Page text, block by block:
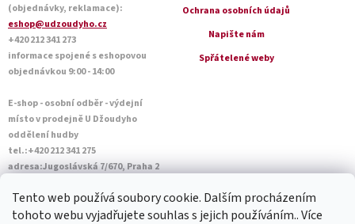
Tento web používá soubory cookie. Dalším procházením
tohoto webu vyjadřujete souhlas s jejich používáním.. Více
(objednávky, reklamace):
eshop@udzoudyho.cz
+420 212 341 273
informace spojené s eshopovou
objednávkou 9:00 - 14:00
E-shop - osobní odběr - výdejní
místo v prodejně U Džoudyho
oddělení hudby
tel.:+420 212 341 275
adresa:Jugoslávská 7/670, Praha 2
Sobota: 10:00 - 14:45
Ochrana osobních údajů
Napište nám
Spřátelené weby